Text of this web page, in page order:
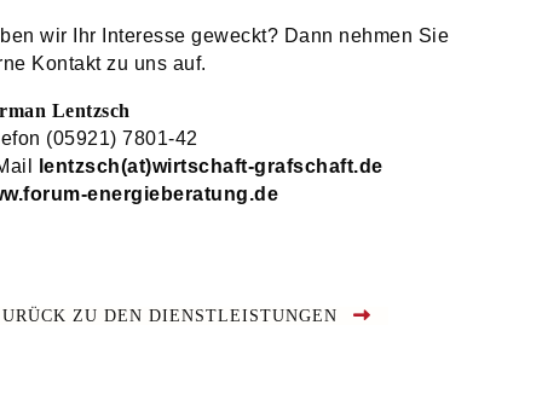
wir Ihr Interesse geweckt? Dann nehmen Sie
Kontakt zu uns auf.
Lentzsch
(05921) 7801-42
lentzsch(at)wirtschaft-grafschaft.de
energieberatung.de
ZU DEN DIENSTLEISTUNGEN